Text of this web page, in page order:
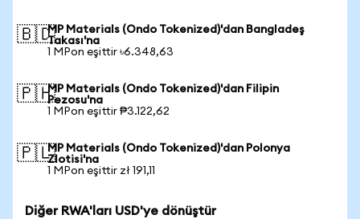
🇧🇩MP Materials (Ondo Tokenized)'dan Bangladeş
Takası'na
1 MPon eşittir ৳6.348,63
🇵🇭MP Materials (Ondo Tokenized)'dan Filipin
Pezosu'na
1 MPon eşittir ₱3.122,62
🇵🇱MP Materials (Ondo Tokenized)'dan Polonya
Zlotisi'na
1 MPon eşittir zł 191,11
Diğer RWA'ları USD'ye dönüştür